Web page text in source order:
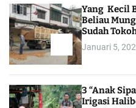
Yang Kecil
Beliau
Sudah
Januari 5,
3 “Anak
Irigasi